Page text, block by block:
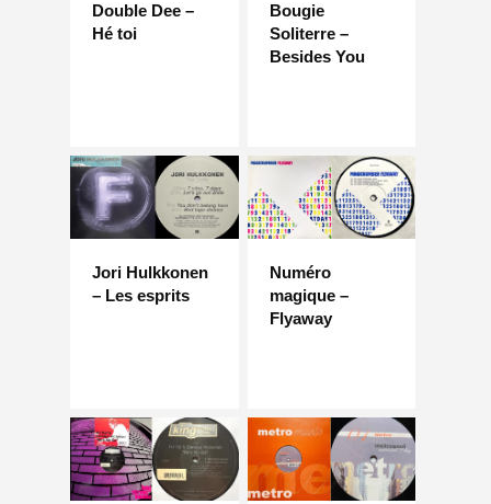
Double Dee –
Hé toi
Bougie
Soliterre –
Besides You
Jori Hulkkonen
– Les esprits
Numéro
magique –
Flyaway